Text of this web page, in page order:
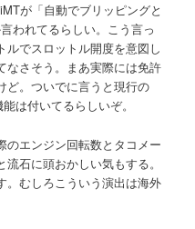
が「自動でブリッピングと
われてるらしい。こう言っ
でスロットル開度を意図し
なさそう。まあ実際には免許
ど。ついでに言うと現行の
は付いてるらしいぞ。
のエンジン回転数とタコメー
石に頭おかしい気もする。
。むしろこういう演出は海外